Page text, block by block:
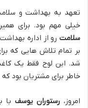
تعهد به بهداشت و
خیلی مهم بود. برای همین، وقتی
سلامت رو از اداره
بر تمام تلاش هایی که
شد. این لوح فقط یک کاغذ
خاطر برای مشتریان بود
امروز، رستوران یوسف با